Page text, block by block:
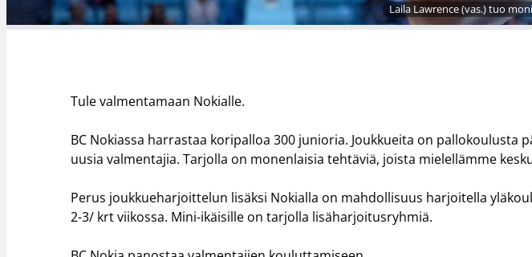
Laila Lawrence (vas.) tuo
Tule valmentamaan Nokialle.
BC Nokiassa harrastaa koripalloa 300 junioria. Joukkueita on pallokoulusta
uusia valmentajia. Tarjolla on monenlaisia tehtäviä, joista mielellämme
Perus joukkueharjoittelun lisäksi Nokialla on mahdollisuus harjoitella
2-3/ krt viikossa. Mini-ikäisille on tarjolla lisäharjoitusryhmiä.